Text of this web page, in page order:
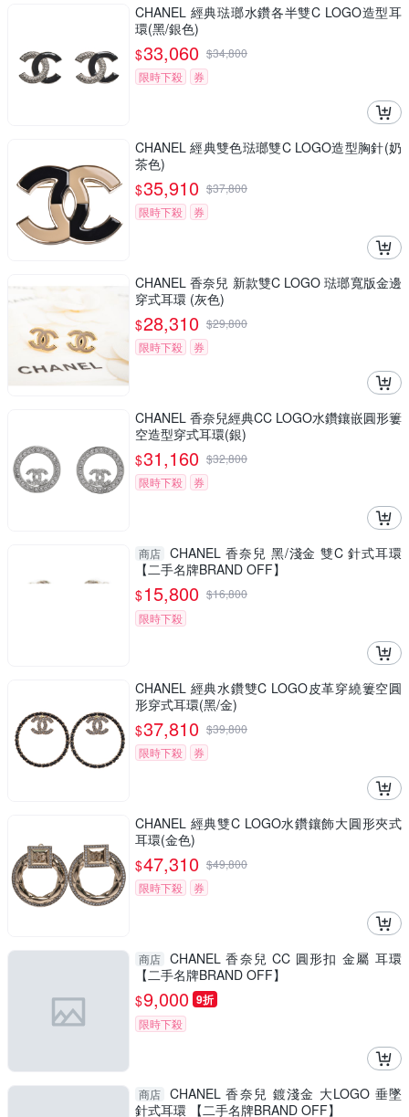
CHANEL 經典琺瑯水鑽各半雙C LOGO造型耳
環(黑/銀色)
$33,060 $34,800
限時下殺
券
CHANEL 經典雙色琺瑯雙C LOGO造型胸針(奶
茶色)
$35,910 $37,800
限時下殺
券
CHANEL 香奈兒 新款雙C LOGO 琺瑯寬版金邊
穿式耳環 (灰色)
$28,310 $29,800
限時下殺
券
CHANEL 香奈兒經典CC LOGO水鑽鑲嵌圓形簍
空造型穿式耳環(銀)
$31,160 $32,800
限時下殺
券
商店 CHANEL 香奈兒 黑/淺金 雙C 針式耳環
【二手名牌BRAND OFF】
$15,800 $16,800
限時下殺
CHANEL 經典水鑽雙C LOGO皮革穿繞簍空圓
形穿式耳環(黑/金)
$37,810 $39,800
限時下殺
券
CHANEL 經典雙C LOGO水鑽鑲飾大圓形夾式
耳環(金色)
$47,310 $49,800
限時下殺
券
商店 CHANEL 香奈兒 CC 圓形扣 金屬 耳環
【二手名牌BRAND OFF】
$9,000 9折
限時下殺
商店 CHANEL 香奈兒 鍍淺金 大LOGO 垂墜
針式耳環 【二手名牌BRAND OFF】